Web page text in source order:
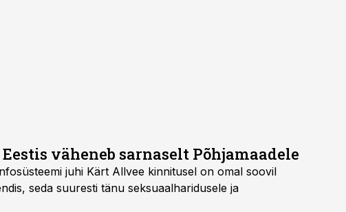
väheneb sarnaselt Põhjamaadele
juhi Kärt Allvee kinnitusel on omal soovil
seda suuresti tänu seksuaalharidusele ja